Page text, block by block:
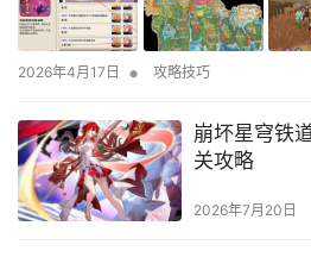
2026年4月17日 • 攻略技巧
崩坏星穹铁
关攻略
2026年7月20日